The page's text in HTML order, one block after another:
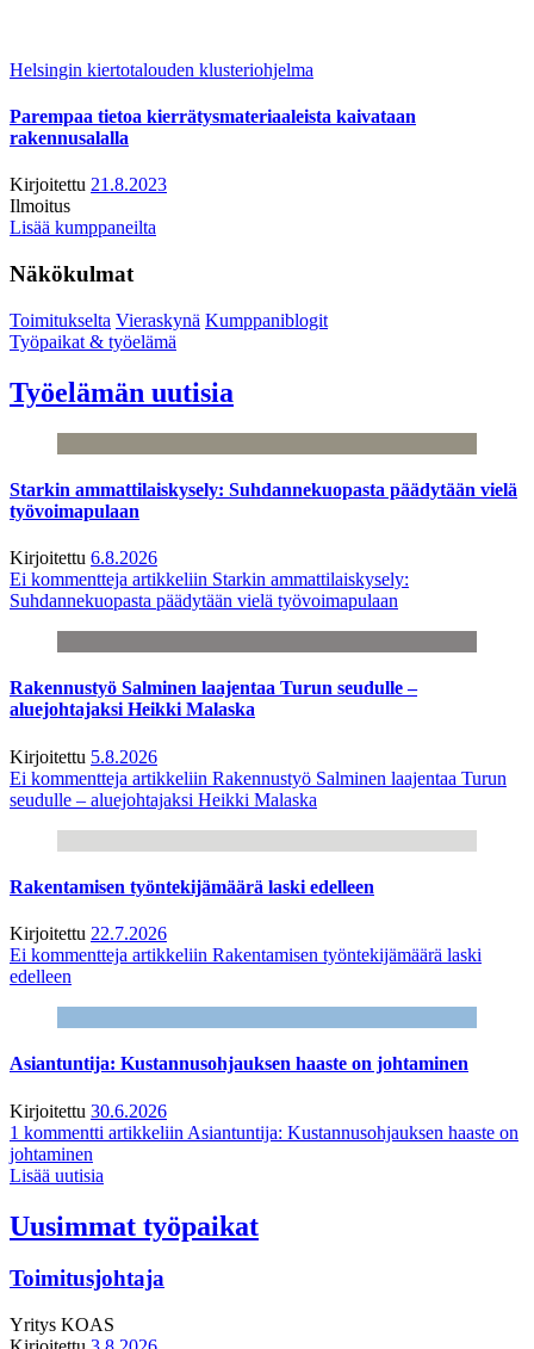
Helsingin kiertotalouden klusteriohjelma
Parempaa tietoa kierrätysmateriaaleista kaivataan
rakennusalalla
Kirjoitettu 21.8.2023
Ilmoitus
Lisää kumppaneilta
Näkökulmat
Toimitukselta Vieraskynä Kumppaniblogit
Työpaikat & työelämä
Työelämän uutisia
Starkin ammattilaiskysely: Suhdannekuopasta päädytään vielä
työvoimapulaan
Kirjoitettu 6.8.2026
Ei kommentteja artikkeliin Starkin ammattilaiskysely:
Suhdannekuopasta päädytään vielä työvoimapulaan
Rakennustyö Salminen laajentaa Turun seudulle –
aluejohtajaksi Heikki Malaska
Kirjoitettu 5.8.2026
Ei kommentteja artikkeliin Rakennustyö Salminen laajentaa Turun
seudulle – aluejohtajaksi Heikki Malaska
Rakentamisen työntekijämäärä laski edelleen
Kirjoitettu 22.7.2026
Ei kommentteja artikkeliin Rakentamisen työntekijämäärä laski
edelleen
Asiantuntija: Kustannusohjauksen haaste on johtaminen
Kirjoitettu 30.6.2026
1 kommentti artikkeliin Asiantuntija: Kustannusohjauksen haaste on
johtaminen
Lisää uutisia
Uusimmat työpaikat
Toimitusjohtaja
Yritys KOAS